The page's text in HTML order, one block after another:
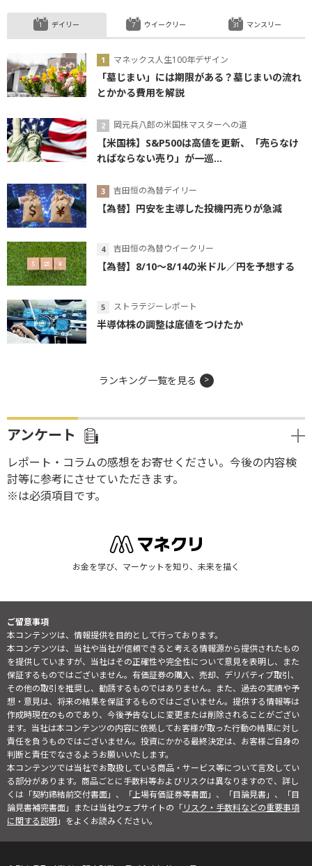
デイリー
マネックス人生100年デザイン
「墓じまい」には期限がある？墓じまいの流れ
とかかる費用を解説
岡元兵八郎の米国株マスターへの道
【米国株】S&P500は高値を更新、「売らなけ
ればならない売り」が一巡...
吉田恒の為替デイリー
【為替】円安を主導した投機円売りが急減
吉田恒の為替ウイークリー
【為替】8/10～8/14の米ドル／円を予想する
ストラテジーレポート
半導体株の調整は底値をつけたか
ウイークリー マンスリー
ランキング一覧を見る
アンケート
レポート・コラムの感想をお寄せください。今後の内容検
討等に参考にさせていただきます。
※は必須項目です。
お金を学び、マーケットを知り、未来を描く
ご留意事項
本コンテンツは、情報提供を目的として行っております。
本コンテンツは、当社や当社が信頼できると考える情報源から提供されたもの
を提供していますが、当社はその正確性や完全性について意見を表明し、また
保証するものではございません。有価証券の購入、売却、デリバティブ取引、
その他の取引を推奨し、勧誘するものではありません。また、過去の実績や予
想・意見は、将来の結果を保証するものではございません。提供する情報等は
作成時現在のものであり、今後予告なしに変更または削除されることがござい
ます。当社は本コンテンツの内容に依拠してお客様が取った行動の結果に対し
責任を負うものではございません。投資にかかる最終決定は、お客様ご自身の
判断と責任でなさるようお願いいたします。
本コンテンツでは当社でお取扱している商品・サービス等について言及してい
る部分があります。商品ごとに手数料等およびリスクは異なりますので、詳し
くは「契約締結前交付書面」、「上場有価証券等書面」、「目論見書」、「目
論見書補完書面」または当社ウェブサイトの「リスク・手数料などの重要事項
に関する説明」をよくお読みください。